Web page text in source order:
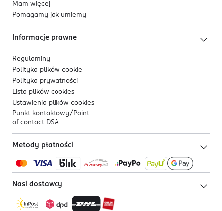
Mam więcej
Pomagamy jak umiemy
Informacje prawne
Regulaminy
Polityka plików cookie
Polityka prywatności
Lista plików cookies
Ustawienia plików cookies
Punkt kontaktowy/ Point
of contact DSA
Metody płatności
Nasi dostawcy